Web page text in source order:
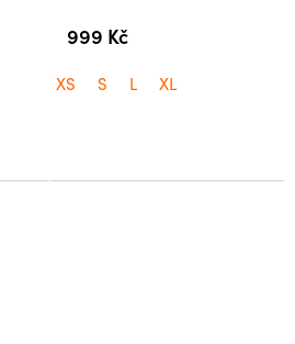
999 Kč
XS S L XL